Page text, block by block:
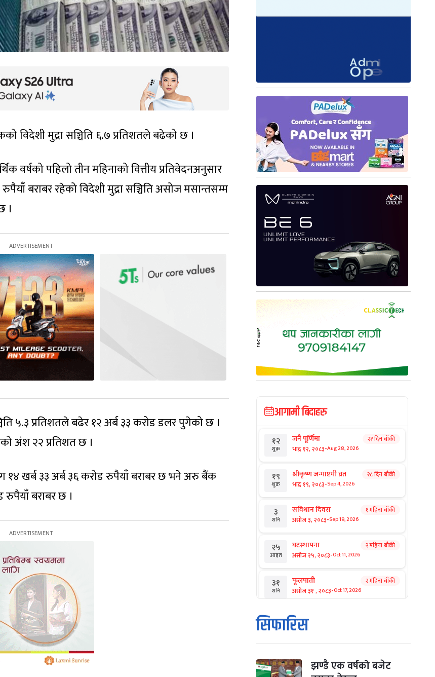
विदेशी मुद्रा सञ्चिति ६.७ प्रतिशतले बढेको छ ।
वर्षको पहिलो तीन महिनाको वित्तीय प्रतिवेदनअनुसार
बराबर रहेको विदेशी मुद्रा सञ्चिति असोज मसान्तसम्म
।
५.३ प्रतिशतले बढेर १२ अर्ब ३३ करोड डलर पुगेको छ ।
अंश २२ प्रतिशत छ ।
१४ खर्ब ३३ अर्ब ३६ करोड रुपैयाँ बराबर छ भने अरु बैंक
रुपैयाँ बराबर छ ।
आगामी बिदाहरु
१२
शुक्र
जनै पूर्णिमा
भाद्र १२, २०८३-Aug 28, 2026
२१ दिन बाँकी
१९
शुक्र
श्रीकृष्ण जन्माष्टमी व्रत
भाद्र १९, २०८३-Sep 4, 2026
२८ दिन बाँकी
३
शनि
संविधान दिवस
असोज ३, २०८३-Sep 19, 2026
१ महिना बाँकी
२५
आइत
घटस्थापना
असोज २५, २०८३-Oct 11, 2026
२ महिना बाँकी
३१
शनि
फूलपाती
असोज ३१ , २०८३-Oct 17, 2026
२ महिना बाँकी
१
आइत
कार्तिक सङ्क्रान्ति
कार्तिक १, २०८३
मंगल कार्तिक ३, २०८३ -Oct 20, 2026
सिफारिस
झण्डै एक वर्षको बजेट